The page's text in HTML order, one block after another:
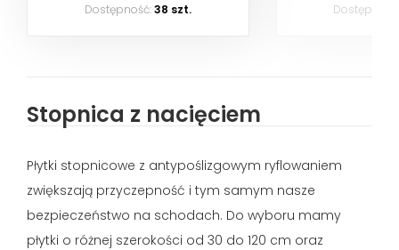
Dostępność:38 szt.
Stopnica z nacięciem
Płytki stopnicowe z antypoślizgowym ryflowaniem
zwiększają przyczepność i tym samym nasze
bezpieczeństwo na schodach. Do wyboru mamy
płytki o różnej szerokości od 30 do 120 cm oraz